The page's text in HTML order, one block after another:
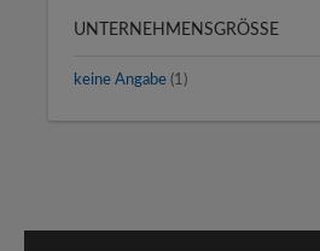
UNTERNEHMENSGRÖSSE
keine Angabe (1)